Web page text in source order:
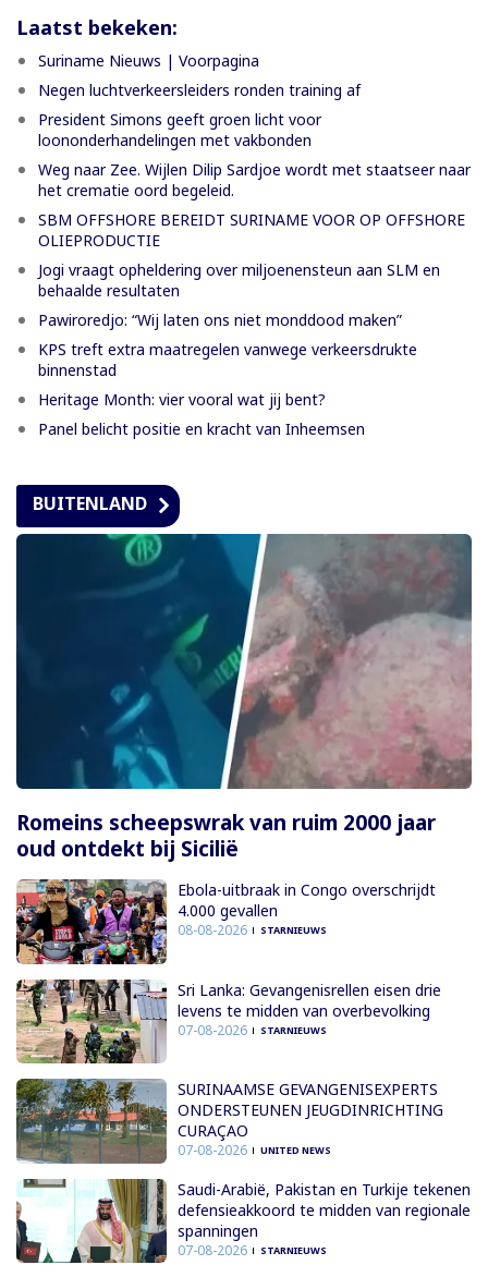
Laatst bekeken:
Suriname Nieuws | Voorpagina
Negen luchtverkeersleiders ronden training af
President Simons geeft groen licht voor
loononderhandelingen met vakbonden
Weg naar Zee. Wijlen Dilip Sardjoe wordt met staatseer naar
het crematie oord begeleid.
SBM OFFSHORE BEREIDT SURINAME VOOR OP OFFSHORE
OLIEPRODUCTIE
Jogi vraagt opheldering over miljoenensteun aan SLM en
behaalde resultaten
Pawiroredjo: “Wij laten ons niet monddood maken”
KPS treft extra maatregelen vanwege verkeersdrukte
binnenstad
Heritage Month: vier vooral wat jij bent?
Panel belicht positie en kracht van Inheemsen
BUITENLAND
Romeins scheepswrak van ruim 2000 jaar
oud ontdekt bij Sicilië
Ebola-uitbraak in Congo overschrijdt
4.000 gevallen
08-08-2026 STARNIEUWS
Sri Lanka: Gevangenisrellen eisen drie
levens te midden van overbevolking
07-08-2026 STARNIEUWS
SURINAAMSE GEVANGENISEXPERTS
ONDERSTEUNEN JEUGDINRICHTING
CURAÇAO
07-08-2026 UNITED NEWS
Saudi-Arabië, Pakistan en Turkije tekenen
defensieakkoord te midden van regionale
spanningen
07-08-2026 STARNIEUWS